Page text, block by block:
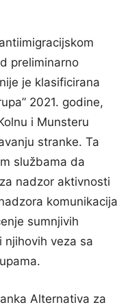
preliminarno
je klasificirana
2021. godine,
i Munsteru
stranke. Ta
službama da
nadzor aktivnosti
komunikacija
sumnjivih
njihovih veza sa
Alternativa za